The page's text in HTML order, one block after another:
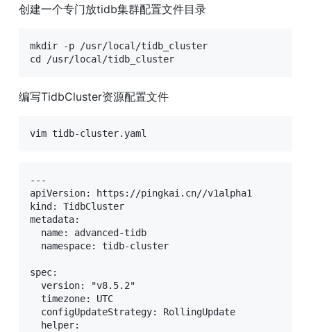
创建一个专门放tidb集群配置文件目录
mkdir -p /usr/local/tidb_cluster
cd /usr/local/tidb_cluster
编写TidbCluster资源配置文件
vim tidb-cluster.yaml
---
apiVersion: https://pingkai.cn//v1alpha1
kind: TidbCluster
metadata:
  name: advanced-tidb
  namespace: tidb-cluster
spec:
  version: "v8.5.2"
  timezone: UTC
  configUpdateStrategy: RollingUpdate
  helper: